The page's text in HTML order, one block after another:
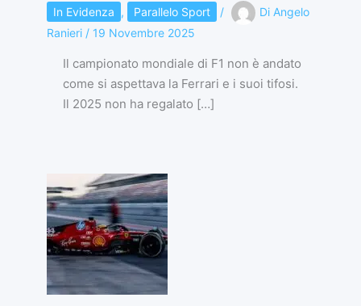
In Evidenza , Parallelo Sport / Di Angelo
Ranieri / 19 Novembre 2025
Il campionato mondiale di F1 non è andato
come si aspettava la Ferrari e i suoi tifosi.
Il 2025 non ha regalato […]